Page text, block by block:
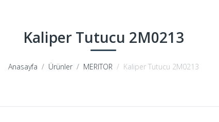
Kaliper Tutucu 2M0213
Anasayfa Ürünler MERITOR Kaliper Tutucu 2M0213